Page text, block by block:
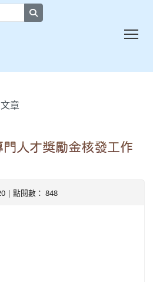
章
人才獎勵金核發工作
| 點閱數： 848